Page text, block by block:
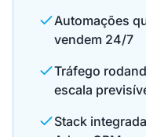
Automações
vendem 24/7
Tráfego
escala
Stack